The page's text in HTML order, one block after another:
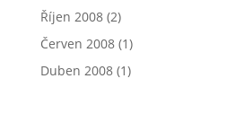
Říjen 2008(2)
Červen 2008(1)
Duben 2008(1)